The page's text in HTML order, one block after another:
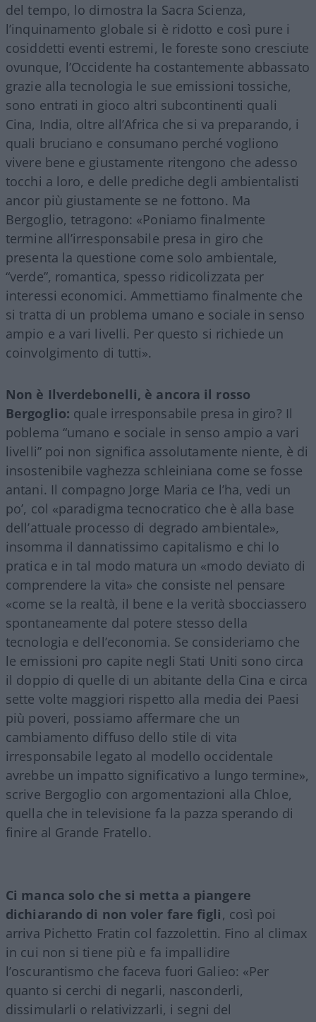
del tempo, lo dimostra la Sacra Scienza,
l’inquinamento globale si è ridotto e così pure i
cosiddetti eventi estremi, le foreste sono cresciute
ovunque, l’Occidente ha costantemente abbassato
grazie alla tecnologia le sue emissioni tossiche,
sono entrati in gioco altri subcontinenti quali
Cina, India, oltre all’Africa che si va preparando, i
quali bruciano e consumano perché vogliono
vivere bene e giustamente ritengono che adesso
tocchi a loro, e delle prediche degli ambientalisti
ancor più giustamente se ne fottono. Ma
Bergoglio, tetragono: «Poniamo finalmente
termine all’irresponsabile presa in giro che
presenta la questione come solo ambientale,
“verde”, romantica, spesso ridicolizzata per
interessi economici. Ammettiamo finalmente che
si tratta di un problema umano e sociale in senso
ampio e a vari livelli. Per questo si richiede un
coinvolgimento di tutti».
Non è Ilverdebonelli, è ancora il rosso
Bergoglio: quale irresponsabile presa in giro? Il
poblema “umano e sociale in senso ampio a vari
livelli” poi non significa assolutamente niente, è di
insostenibile vaghezza schleiniana come se fosse
antani. Il compagno Jorge Maria ce l’ha, vedi un
po’, col «paradigma tecnocratico che è alla base
dell’attuale processo di degrado ambientale»,
insomma il dannatissimo capitalismo e chi lo
pratica e in tal modo matura un «modo deviato di
comprendere la vita» che consiste nel pensare
«come se la realtà, il bene e la verità sbocciassero
spontaneamente dal potere stesso della
tecnologia e dell’economia. Se consideriamo che
le emissioni pro capite negli Stati Uniti sono circa
il doppio di quelle di un abitante della Cina e circa
sette volte maggiori rispetto alla media dei Paesi
più poveri, possiamo affermare che un
cambiamento diffuso dello stile di vita
irresponsabile legato al modello occidentale
avrebbe un impatto significativo a lungo termine»,
scrive Bergoglio con argomentazioni alla Chloe,
quella che in televisione fa la pazza sperando di
finire al Grande Fratello.
Ci manca solo che si metta a piangere
dichiarando di non voler fare figli, così poi
arriva Pichetto Fratin col fazzolettin. Fino al climax
in cui non si tiene più e fa impallidire
l’oscurantismo che faceva fuori Galieo: «Per
quanto si cerchi di negarli, nasconderli,
dissimularli o relativizzarli, i segni del